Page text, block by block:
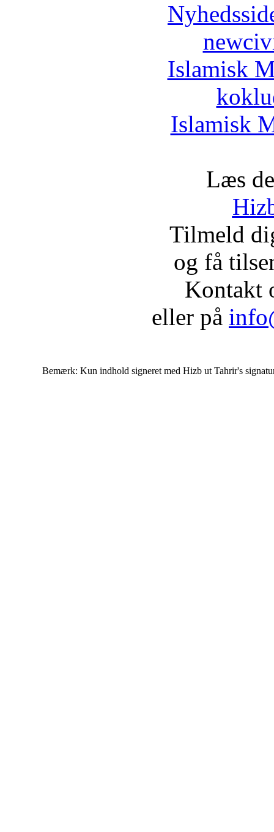
Islamisk
Islamisk
Læs
Tilmeld
og få
Kontakt
eller på
Bemærk: Kun indhold signeret med Hizb ut Tahrir's